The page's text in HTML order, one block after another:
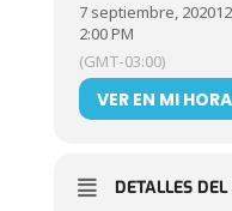
7 septiembre, 2020
2:00 PM
(GMT-03:00)
VER EN MI
DETALLES